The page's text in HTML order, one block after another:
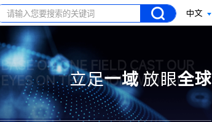
中文
BASE ON ONE FIELD CAST OUR
EYES ON THE WHOLE WORLD
立足一域放眼全球